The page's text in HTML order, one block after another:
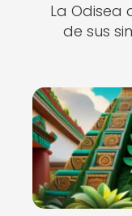
La Odisea
de sus